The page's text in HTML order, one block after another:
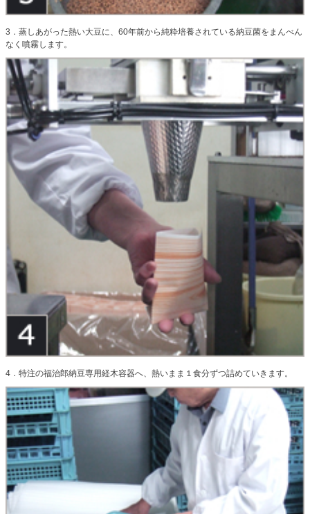
3．蒸しあがった熱い大豆に、60年前から純粋培養されている納豆菌をまんべん
なく噴霧します。
4．特注の福治郎納豆専用経木容器へ、熱いまま１食分ずつ詰めていきます。